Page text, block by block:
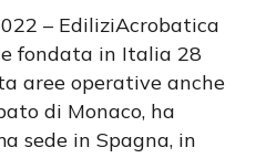
– EdiliziAcrobatica
fondata in Italia 28
aree operative anche
di Monaco, ha
sede in Spagna, in